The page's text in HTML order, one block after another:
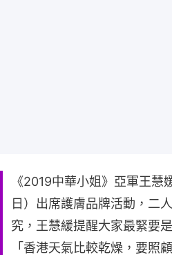
《2019中華小姐》亞軍王慧
日）出席護膚品牌活動，二
究，王慧緩提醒大家最緊要
「香港天氣比較乾燥，要照